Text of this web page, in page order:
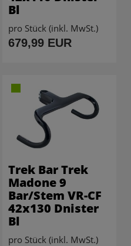
Bl
pro Stück (inkl. MwSt.)
679,99 EUR
Trek Bar Trek
Madone 9
Bar/Stem VR-CF
42x130 Dnister
Bl
pro Stück (inkl. MwSt.)